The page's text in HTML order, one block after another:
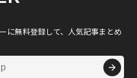
に無料登録して、人気記事まとめ